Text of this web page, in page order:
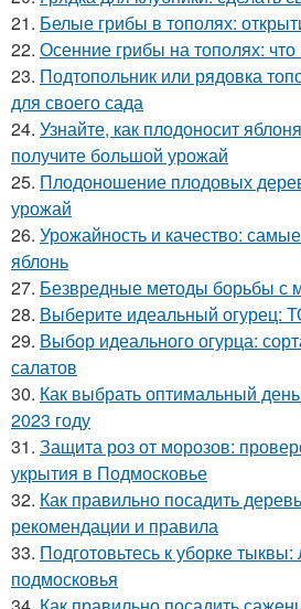
21. Белые грибы в тополях:
22. Осенние грибы на тополях: что
23. Подтопольник или рядовка
для своего сада
24. Узнайте, как плодоносит
получите большой урожай
25. Плодоношение плодовых
урожай
26. Урожайность и качество:
яблонь
27. Безвредные методы борьбы с
28. Выберите идеальный огурец:
29. Выбор идеального огурца:
салатов
30. Как выбрать оптимальный
2023 году
31. Защита роз от морозов:
укрытия в Подмосковье
32. Как правильно посадить
рекомендации и правила
33. Подготовьтесь к уборке
подмосковья